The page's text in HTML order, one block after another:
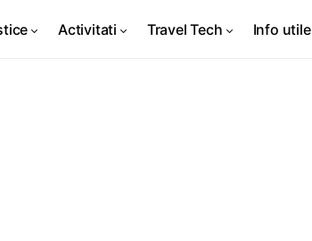
Activitati Travel Tech Info utile